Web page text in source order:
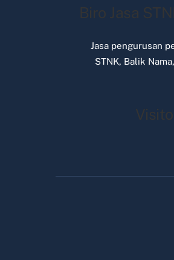
Biro Jasa
Jasa pengurusan
STNK, Balik